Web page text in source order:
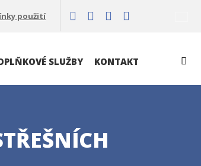
použití
SLUŽBY KONTAKT